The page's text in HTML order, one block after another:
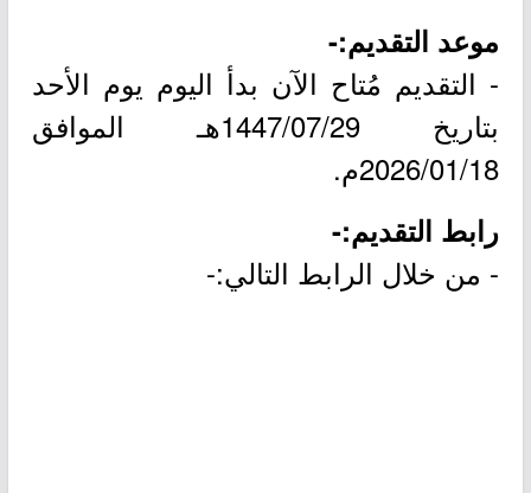
موعد التقديم:-
- التقديم مُتاح الآن بدأ اليوم يوم الأحد
بتاريخ 1447/07/29هـ الموافق
2026/01/18م.
رابط التقديم:-
- من خلال الرابط التالي:-